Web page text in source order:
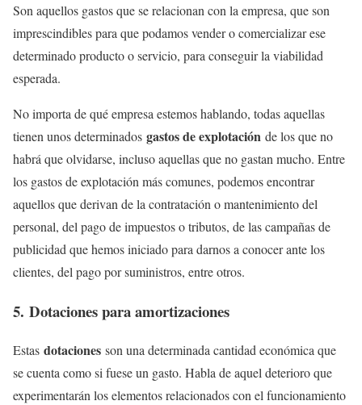
Son aquellos gastos que se relacionan con la empresa, que son
imprescindibles para que podamos vender o comercializar ese
determinado producto o servicio, para conseguir la viabilidad
esperada.
No importa de qué empresa estemos hablando, todas aquellas
tienen unos determinados gastos de explotación de los que no
habrá que olvidarse, incluso aquellas que no gastan mucho. Entre
los gastos de explotación más comunes, podemos encontrar
aquellos que derivan de la contratación o mantenimiento del
personal, del pago de impuestos o tributos, de las campañas de
publicidad que hemos iniciado para darnos a conocer ante los
clientes, del pago por suministros, entre otros.
5. Dotaciones para amortizaciones
Estas dotaciones son una determinada cantidad económica que
se cuenta como si fuese un gasto. Habla de aquel deterioro que
experimentarán los elementos relacionados con el funcionamiento